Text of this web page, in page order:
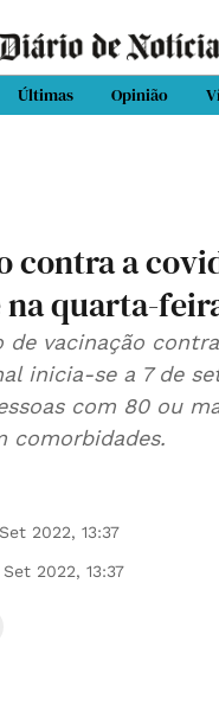
Últimas Opinião
contra a
quarta-
de vacinação
inicia-se a 7 de
com 80 ou
comorbidades.
2022, 13:37
2022, 13:37